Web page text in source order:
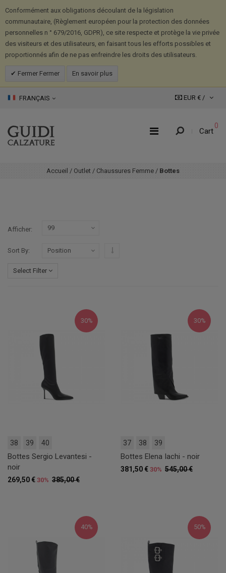
Conformément aux obligations découlant de la législation
communautaire, (Règlement européen pour la protection des données
personnelles n ° 679/2016, GDPR), ce site respecte et protège la vie privée
des visiteurs et des utilisateurs, en faisant tous les efforts possibles et
proportionnés afin de ne pas enfreindre les droits des utilisateurs.
Fermer Fermer En savoir plus
FRANÇAIS EUR € /
Cart
0
Accueil / Outlet / Chaussures Femme / Bottes
Afficher
Sort By
Select Filter
30%
38 39 40
Bottes Sergio Levantesi -
noir
385,00 €
269,50 € 30%
30%
37 38 39
Bottes Elena Iachi - noir
545,00 €
381,50 € 30%
40% 50%